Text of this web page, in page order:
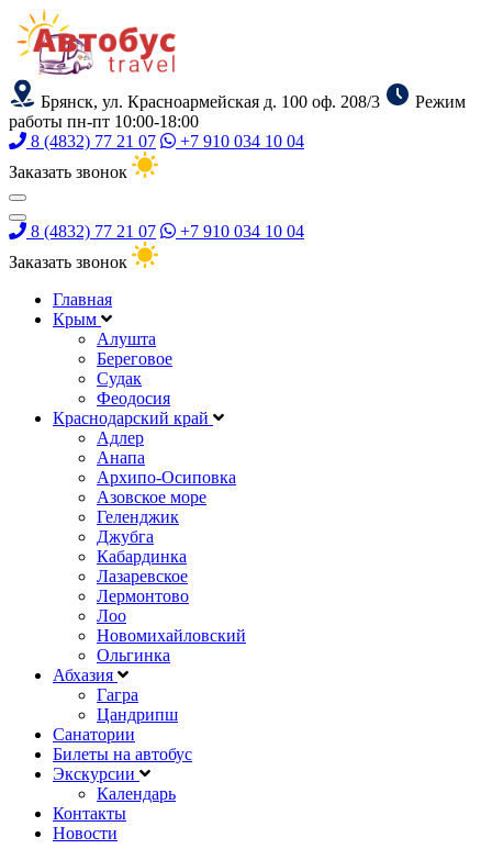
Брянск, ул. Красноармейская д. 100 оф. 208/3
Режим
работы пн-пт 10:00-18:00
8 (4832) 77 21 07
+7 910 034 10 04
Заказать звонок
8 (4832) 77 21 07
+7 910 034 10 04
Заказать звонок
Главная
Крым
Алушта
Береговое
Судак
Феодосия
Краснодарский край
Адлер
Анапа
Архипо-Осиповка
Азовское море
Геленджик
Джубга
Кабардинка
Лазаревское
Лермонтово
Лоо
Новомихайловский
Ольгинка
Абхазия
Гагра
Цандрипш
Санатории
Билеты на автобус
Экскурсии
Календарь
Контакты
Новости